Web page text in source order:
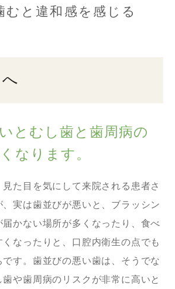
むと違和感を感じる
とむし歯と歯周病の
なります。
た目を気にして来院される患者さ
、実は歯並びが悪いと、ブラッシン
届かない場所が多くなったり、食べ
なったりと、口腔内衛生の点でも
です。歯並びの悪い歯は、そうでな
や歯周病のリスクが非常に高いと